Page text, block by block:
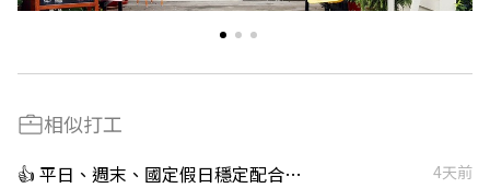
相似打工
👍 平日、週末、國定假日穩定配合工讀
4天前